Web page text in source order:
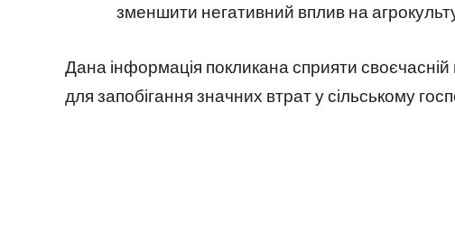
зменшити негативний вплив на
Дана інформація покликана сприяти своєчасній
для запобігання значних втрат у сільському